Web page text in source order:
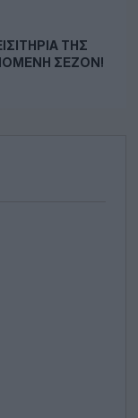
ΤΗΣ
ΣΕΖΌΝ!